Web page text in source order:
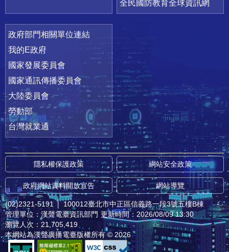
全民國防教育全球資訊網
政府部門相關單位連結
我的E政府
國家發展委員會
國家通訊傳播委員會
大陸委員會
勞動部
台灣就業通
隱私權保護政策 網站安全政策
政府網站資料開放宣告 網站導覽
(02)2321-5191 │ 100012臺北市中正區信義路一段3號五樓B棟
管理單位：漢聲電臺資訊部門 更新時間：2026/08/09 13:30
瀏覽人次：21,705,419
本網站為漢聲廣播電臺版權所有 © 2026